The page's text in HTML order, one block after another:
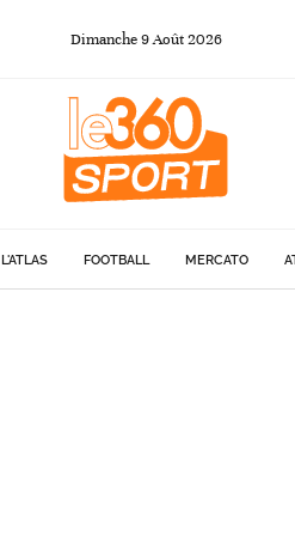
Dimanche 9Août 2026
FOOTBALL MERCATO